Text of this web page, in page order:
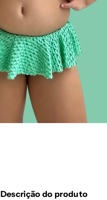
Descrição do produto